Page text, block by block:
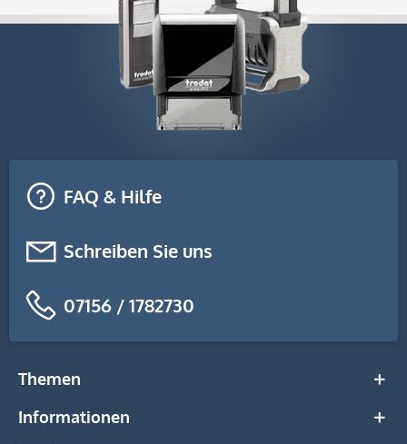
FAQ & Hilfe
Schreiben Sie uns
07156 / 1782730
Themen
Informationen